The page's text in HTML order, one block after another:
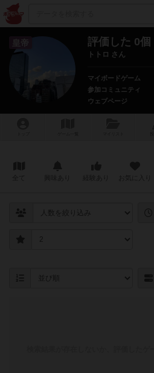
皇帝 評価した 0個
トトロ さん
マイボードゲーム
参加コミュニティ
ウェブページ